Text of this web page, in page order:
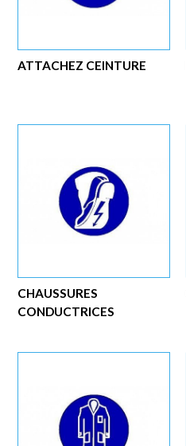
ATTACHEZ CEINTURE
CHAUSSURES
CONDUCTRICES